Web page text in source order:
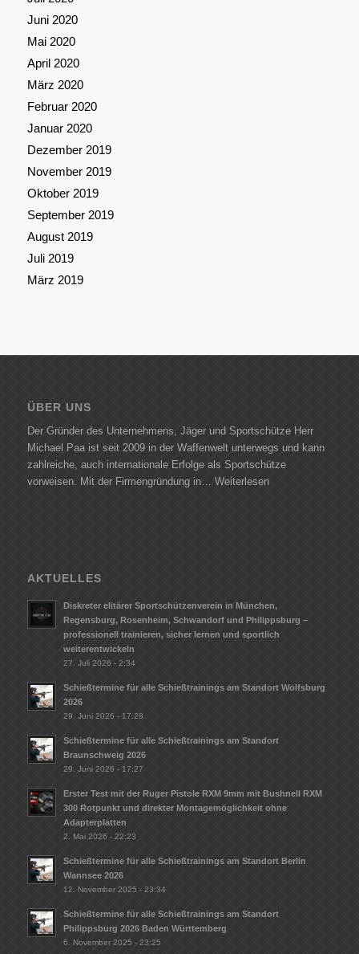
Juni 2020
Mai 2020
April 2020
März 2020
Februar 2020
Januar 2020
Dezember 2019
November 2019
Oktober 2019
September 2019
August 2019
Juli 2019
März 2019
ÜBER UNS
Der Gründer des Unternehmens, Jäger und Sportschütze Herr
Michael Paa ist seit 2009 in der Waffenwelt unterwegs und kann
zahlreiche, auch internationale Erfolge als Sportschütze
vorweisen. Mit der Firmengründung in… Weiterlesen
AKTUELLES
Diskreter elitärer Sportschützenverein in München,
Regensburg, Rosenheim, Schwandorf und Philippsburg –
professionell trainieren, sicher lernen und sportlich
weiterentwickeln
27. Juli 2026 - 2:34
Schießtermine für alle Schießtrainings am Standort Wolfsburg
2026
29. Juni 2026 - 17:28
Schießtermine für alle Schießtrainings am Standort
Braunschweig 2026
29. Juni 2026 - 17:27
Erster Test mit der Ruger Pistole RXM 9mm mit Bushnell RXM
300 Rotpunkt und direkter Montagemöglichkeit ohne
Adapterplatten
2. Mai 2026 - 22:23
Schießtermine für alle Schießtrainings am Standort Berlin
Wannsee 2026
12. November 2025 - 23:34
Schießtermine für alle Schießtrainings am Standort
Philippsburg 2026 Baden Württemberg
6. November 2025 - 23:25